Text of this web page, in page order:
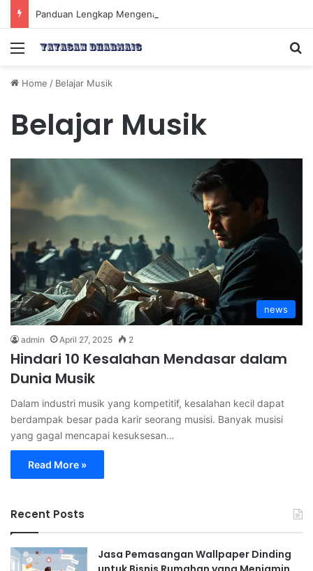
Menu
Home / Belajar Musik
Belajar Musik
news
admin April 27, 2025 2
Hindari 10 Kesalahan Mendasar dalam
Dunia Musik
Dalam industri musik yang kompetitif, kesalahan kecil dapat
berdampak besar pada karir seorang musisi. Banyak musisi
yang gagal mencapai kesuksesan…
Read More »
Recent Posts
Jasa Pemasangan Wallpaper Dinding